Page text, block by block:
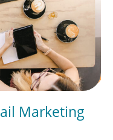
Marketing